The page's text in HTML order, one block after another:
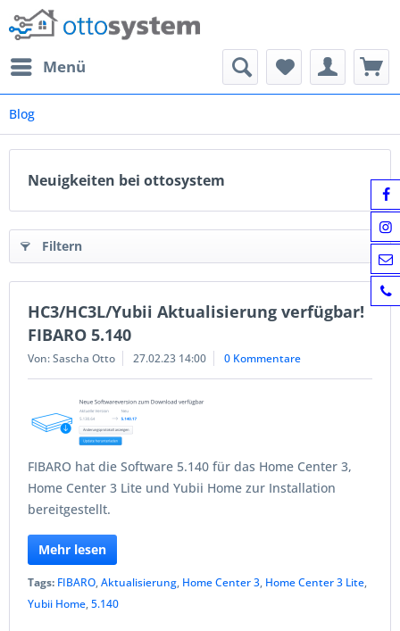
Menü
Blog
Neuigkeiten bei ottosystem
Filtern
HC3/HC3L/Yubii Aktualisierung verfügbar!
FIBARO 5.140
Von: Sascha Otto 27.02.23 14:00 0 Kommentare
FIBARO hat die Software 5.140 für das Home Center 3,
Home Center 3 Lite und Yubii Home zur Installation
bereitgestellt.
Mehr lesen
Tags: FIBARO,Aktualisierung, Home Center 3, Home Center 3 Lite,
Yubii Home,5.140